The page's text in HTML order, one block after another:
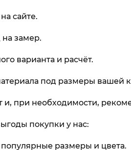
сайте.
замер.
варианта и расчёт.
под размеры вашей
и, при необходимости,
покупки у нас:
популярные размеры и цвета.